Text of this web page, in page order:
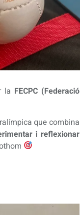
la FECPC (Federació
que combina
i reflexionar